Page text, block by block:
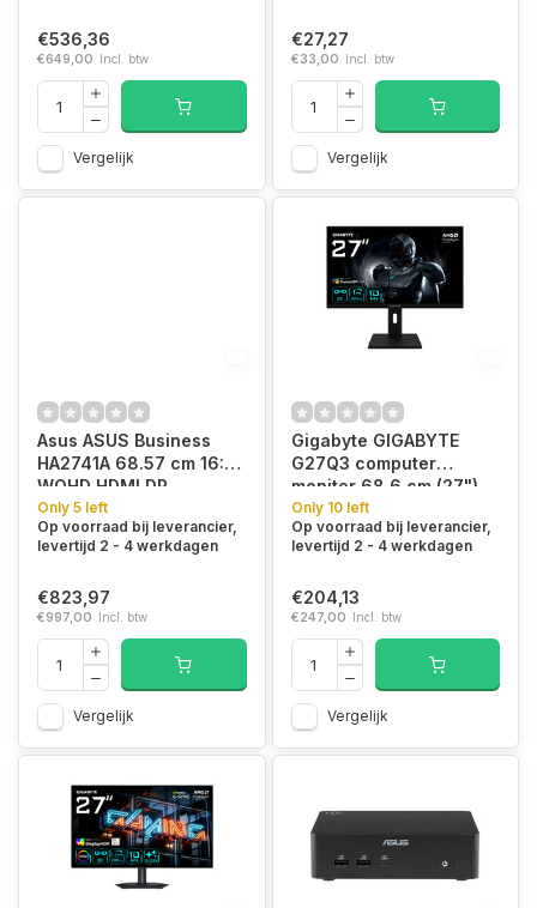
€536,36
€649,00 Incl. btw
Vergelijk
€27,27
€33,00 Incl. btw
Vergelijk
Asus ASUS Business
HA2741A 68.57 cm 16:9
WQHD HDMI DP
Only 5 left
Op voorraad bij leverancier,
levertijd 2 - 4 werkdagen
€823,97
€997,00 Incl. btw
Vergelijk
Gigabyte GIGABYTE
G27Q3 computer
monitor 68,6 cm (27")
2560 x 1440 Pixels
Quad HD LED Zwart
Only 10 left
Op voorraad bij leverancier,
levertijd 2 - 4 werkdagen
€204,13
€247,00 Incl. btw
Vergelijk